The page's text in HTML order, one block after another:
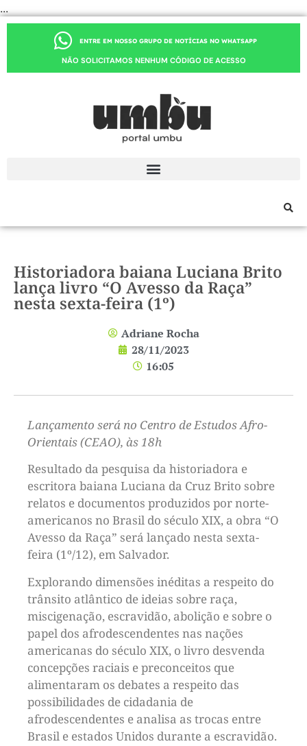
...
ENTRE EM NOSSO GRUPO DE NOTÍCIAS NO WHATSAPP
NÃO SOLICITAMOS NENHUM CÓDIGO DE ACESSO
Historiadora baiana Luciana Brito
lança livro “O Avesso da Raça”
nesta sexta-feira (1º)
Adriane Rocha
28/11/2023
16:05
Lançamento será no Centro de Estudos Afro-
Orientais (CEAO), às 18h
Resultado da pesquisa da historiadora e
escritora baiana Luciana da Cruz Brito sobre
relatos e documentos produzidos por norte-
americanos no Brasil do século XIX, a obra “O
Avesso da Raça” será lançado nesta sexta-
feira (1º/12), em Salvador.
Explorando dimensões inéditas a respeito do
trânsito atlântico de ideias sobre raça,
miscigenação, escravidão, abolição e sobre o
papel dos afrodescendentes nas nações
americanas do século XIX, o livro desvenda
concepções raciais e preconceitos que
alimentaram os debates a respeito das
possibilidades de cidadania de
afrodescendentes e analisa as trocas entre
Brasil e estados Unidos durante a escravidão.